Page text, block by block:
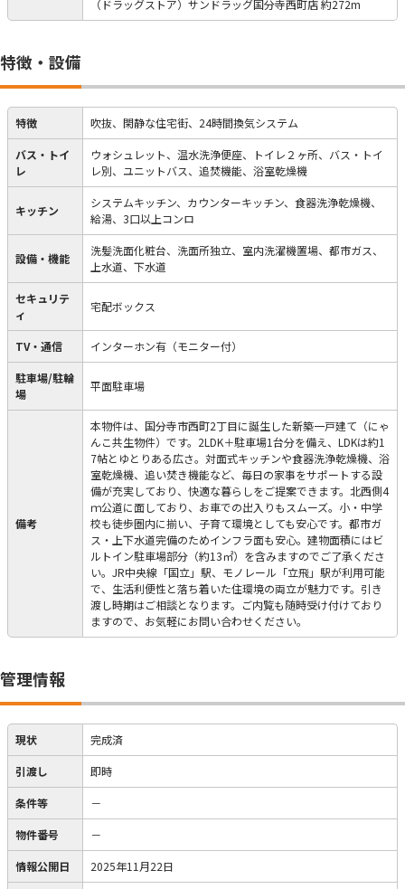
（ドラッグストア）サンドラッグ国分寺西町店 約272m
特徴・設備
特徴 吹抜、閑静な住宅街、24時間換気システム
バス・トイ
レ
ウォシュレット、温水洗浄便座、トイレ２ヶ所、バス・トイ
レ別、ユニットバス、追焚機能、浴室乾燥機
キッチン
システムキッチン、カウンターキッチン、食器洗浄乾燥機、
給湯、3口以上コンロ
設備・機能
洗髪洗面化粧台、洗面所独立、室内洗濯機置場、都市ガス、
上水道、下水道
セキュリテ
ィ
宅配ボックス
TV・通信 インターホン有（モニター付）
駐車場/駐輪
場
平面駐車場
備考
本物件は、国分寺市西町2丁目に誕生した新築一戸建て（にゃ
んこ共生物件）です。2LDK＋駐車場1台分を備え、LDKは約1
7帖とゆとりある広さ。対面式キッチンや食器洗浄乾燥機、浴
室乾燥機、追い焚き機能など、毎日の家事をサポートする設
備が充実しており、快適な暮らしをご提案できます。北西側4
ｍ公道に面しており、お車での出入りもスムーズ。小・中学
校も徒歩圏内に揃い、子育て環境としても安心です。都市ガ
ス・上下水道完備のためインフラ面も安心。建物面積にはビ
ルトイン駐車場部分（約13㎡）を含みますのでご了承くださ
い。JR中央線「国立」駅、モノレール「立飛」駅が利用可能
で、生活利便性と落ち着いた住環境の両立が魅力です。引き
渡し時期はご相談となります。ご内覧も随時受け付けており
ますので、お気軽にお問い合わせください。
管理情報
現状 完成済
引渡し 即時
条件等 －
物件番号 －
情報公開日 2025年11月22日